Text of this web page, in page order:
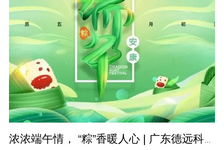
浓浓端午情， “粽”香暖人心 | 广东德远科技股份有限公司祝大家节日安…